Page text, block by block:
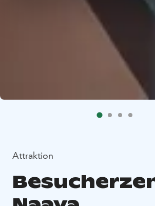
Attraktion